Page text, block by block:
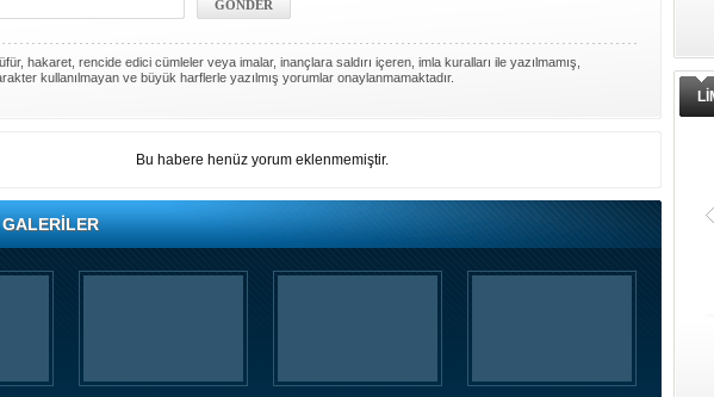
hakaret, rencide edici cümleler veya imalar, inançlara saldırı içeren, imla kuralları ile yazılmamış,
kullanılmayan ve büyük harflerle yazılmış yorumlar onaylanmamaktadır.
Bu habere henüz yorum eklenmemiştir.
GALERİLER